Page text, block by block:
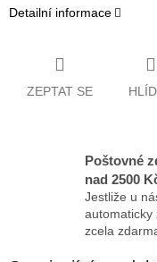
Detailní informace
ZEPTAT SE
Poštovné
nad 2500
Jestliže u
automaticky
zcela